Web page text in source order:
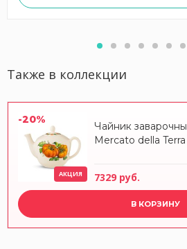
Также в коллекции
-20%
АКЦИЯ
Чайник
Mercato della
7329 руб.
В КОРЗИНУ